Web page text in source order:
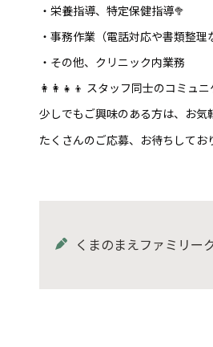
・栄養指導、特定保健指導🥦
・事務作業（電話対応や書類整
・その他、クリニック内業務
👩‍👩‍👧‍👦 スタッフ同士のコミュ
少しでもご興味のある方は、お気
たくさんのご応募、お待ちしてお
くまのまえファミリー